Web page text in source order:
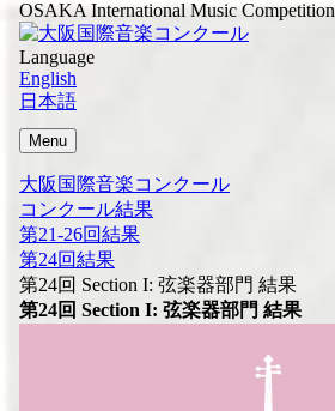
OSAKA International Music Competition
Language
English
日本語
Menu
大阪国際音楽コンクール
コンクール結果
第21-26回結果
第24回結果
第24回 Section I: 弦楽器部門 結果
第24回 Section I: 弦楽器部門 結果